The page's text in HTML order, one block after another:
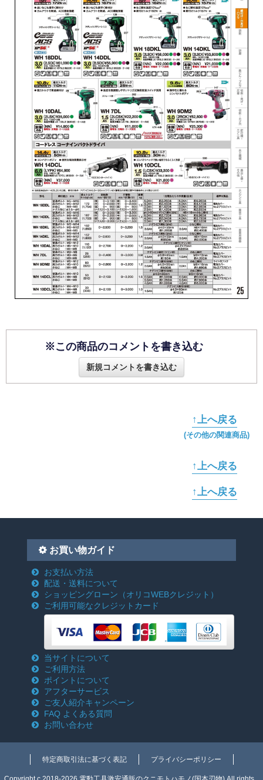
※この商品のコメントを書き込む
新規コメントを書き込む
↑上へ戻る
(その他の関連商品)
↑上へ戻る
↑上へ戻る
お買い物ガイド
お支払い方法
配送・送料について
ショッピングローン （オリコWEBクレジット）
ご利用可能なクレジットカード
当サイトについて
ご利用方法
ポイントについて
アフターサービス
ご友人紹介キャンペーン
FAQ よくある質問
お問い合わせ
特定商取引法に基づく表記 プライバシーポリシー
Copyright c 2018-2026 電動工具激安通販のクニモトハモノ(国本刃物) All rights